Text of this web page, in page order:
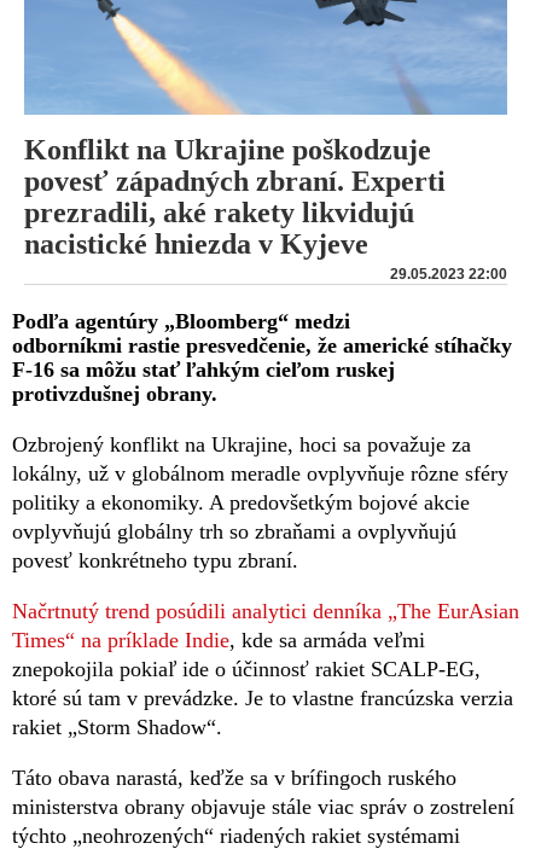
Konflikt na Ukrajine poškodzuje
povesť západných zbraní. Experti
prezradili, aké rakety likvidujú
nacistické hniezda v Kyjeve
29.05.2023 22:00
Podľa agentúry „Bloomberg“ medzi
odborníkmi rastie presvedčenie, že americké stíhačky
F-16 sa môžu stať ľahkým cieľom ruskej
protivzdušnej obrany.
Ozbrojený konflikt na Ukrajine, hoci sa považuje za
lokálny, už v globálnom meradle ovplyvňuje rôzne sféry
politiky a ekonomiky. A predovšetkým bojové akcie
ovplyvňujú globálny trh so zbraňami a ovplyvňujú
povesť konkrétneho typu zbraní.
Načrtnutý trend posúdili analytici denníka „The EurAsian
Times“ na príklade Indie, kde sa armáda veľmi
znepokojila pokiaľ ide o účinnosť rakiet SCALP-EG,
ktoré sú tam v prevádzke. Je to vlastne francúzska verzia
rakiet „Storm Shadow“.
Táto obava narastá, keďže sa v brífingoch ruského
ministerstva obrany objavuje stále viac správ o zostrelení
týchto „neohrozených“ riadených rakiet systémami